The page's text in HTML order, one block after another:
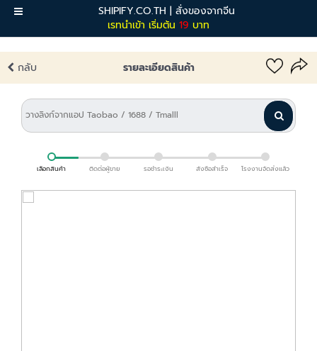
SHIPIFY.CO.TH | สั่งของจากจีน
เรทนำเข้า เริ่มต้น 19 บาท
เมนู
กลับ รายละเอียดสินค้า
เลือกสินค้า ติดต่อผู้ขาย รอชำระเงิน สั่งซื้อสำเร็จ โรงงานจัดส่งแล้ว